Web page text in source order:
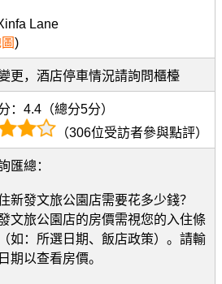
Lane
)
更，酒店停車情況請詢問櫃檯
：4.4（總分5分）
（306位受訪者參與點評）
匯總：
新發文旅公園店需要花多少錢？
文旅公園店的房價需視您的入住條
如：所選日期、飯店政策）。請輸
期以查看房價。